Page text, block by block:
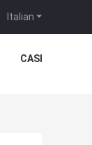
Italian
CASI